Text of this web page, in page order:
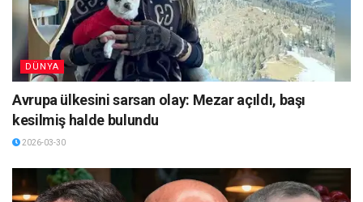
DÜNYA
Avrupa ülkesini sarsan olay: Mezar açıldı, başı
kesilmiş halde bulundu
2026-03-30